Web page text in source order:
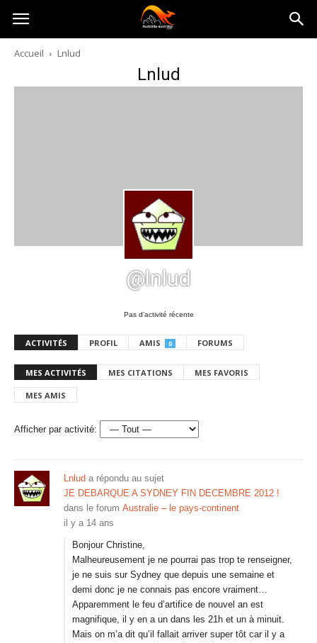
Australia-
australie.com
Accueil Lnlud
Lnlud
@lnlud
Pas d’activité récente
ACTIVITÉS PROFIL AMIS 0 FORUMS
MES ACTIVITÉS MES CITATIONS MES FAVORIS
MES AMIS
Afficher par activité:
Lnlud a répondu au sujet
JE DEBARQUE A SYDNEY FIN DECEMBRE 2012 !
dans le forum Australie – le pays-continent
il y a 14 ans
Bonjour Christine,
Malheureusement je ne pourrai pas trop te renseigner,
je ne suis sur Sydney que depuis une semaine et
demi donc je ne connais pas encore vraiment…
Apparemment le feu d’artifice de nouvel an est
magnifique, il y en a un dans les 21h et un à minuit.
Mais on m’a dit qu’il fallait arriver super tôt car il y a